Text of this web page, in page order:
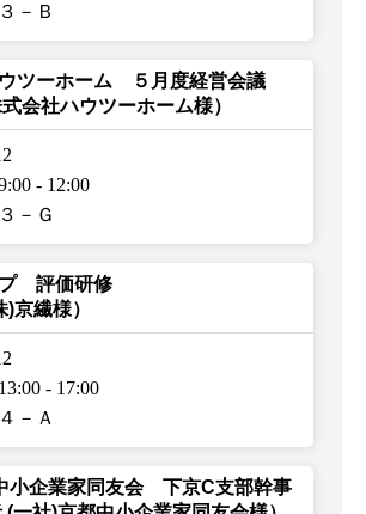
－Ｂ
ツーホーム ５月度経営会議
式会社ハウツーホーム様）
- 12:00
－Ｇ
評価研修
)京繊様）
- 17:00
－Ａ
小企業家同友会 下京C支部幹事